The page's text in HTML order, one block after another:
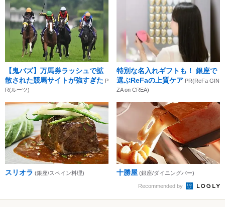
【鬼バズ】万馬券ラッシュで拡
散された競馬サイトが強すぎた P
R(ルーツ)
特別な名入れギフトも！ 銀座で
選ぶReFaの上質ケア PR(ReFa GIN
ZA on CREA)
スリオラ (銀座/スペイン料理) 十勝屋 (銀座/ダイニングバー)
Recommended by